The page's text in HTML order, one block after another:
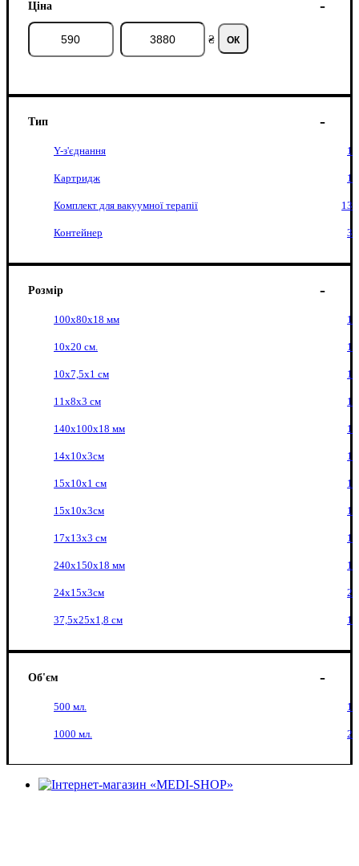
Ціна
₴ ОК
Тип
Y-з'єднання 1
Картридж 1
Комплект для вакуумної терапії 13
Контейнер 3
Розмір
100х80х18 мм 1
10x20 см. 1
10х7,5х1 см 1
11х8х3 см 1
140х100х18 мм 1
14х10х3см 1
15х10х1 см 1
15х10х3см 1
17х13х3 см 1
240х150х18 мм 1
24х15х3см 2
37,5х25х1,8 см 1
Об'єм
500 мл. 1
1000 мл. 2